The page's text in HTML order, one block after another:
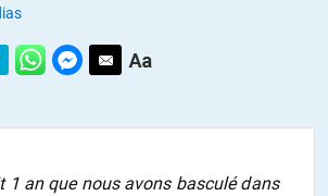
1 an que nous avons basculé dans